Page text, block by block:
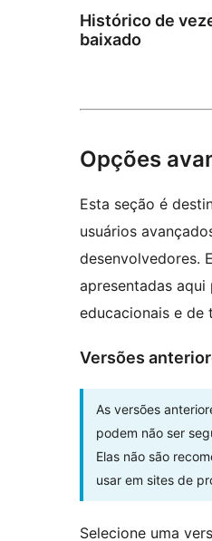
Histórico de
baixado
Opções
Esta seção é
usuários
desenvolvedores.
apresentadas aqui
educacionais e de
Versões
As versões
podem não ser
Elas não são
usar em sites de
Selecione uma